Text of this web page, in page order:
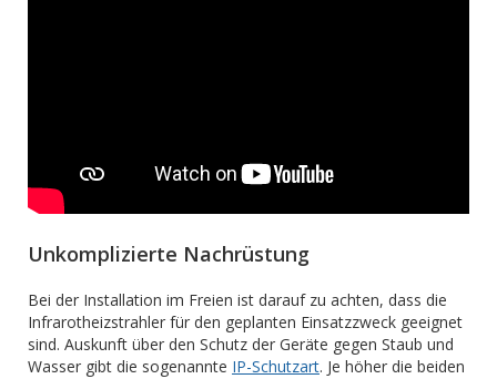
Unkomplizierte Nachrüstung
Bei der Installation im Freien ist darauf zu achten, dass die
Infrarotheizstrahler für den geplanten Einsatzzweck geeignet
sind. Auskunft über den Schutz der Geräte gegen Staub und
Wasser gibt die sogenannte IP-Schutzart. Je höher die beiden